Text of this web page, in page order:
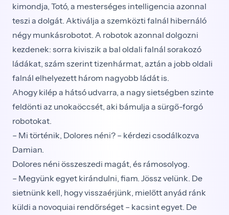
kimondja, Totó, a mesterséges intelligencia azonnal
teszi a dolgát. Aktiválja a szemközti falnál hibernáló
négy munkásrobotot. A robotok azonnal dolgozni
kezdenek: sorra kiviszik a bal oldali falnál sorakozó
ládákat, szám szerint tizenhármat, aztán a jobb oldali
falnál elhelyezett három nagyobb ládát is.
Ahogy kilép a hátsó udvarra, a nagy sietségben szinte
feldönti az unokaöccsét, aki bámulja a sürgő-forgó
robotokat.
– Mi történik, Dolores néni? – kérdezi csodálkozva
Damian.
Dolores néni összeszedi magát, és rámosolyog.
– Megyünk egyet kirándulni, fiam. Jössz velünk. De
sietnünk kell, hogy visszaérjünk, mielőtt anyád ránk
küldi a novoquiai rendőrséget – kacsint egyet. De